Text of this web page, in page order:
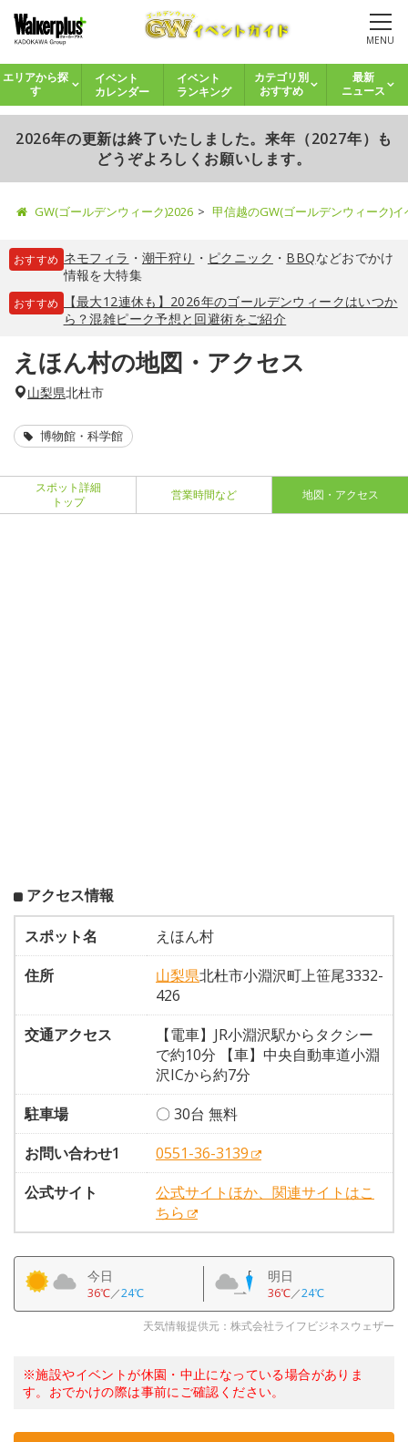
MENU
エリアから探
す
イベント
カレンダー
イベント
ランキング
カテゴリ別
おすすめ
最新
ニュース
2026年の更新は終了いたしました。来年（2027年）も
どうぞよろしくお願いします。
GW(ゴールデンウィーク)2026 甲信越のGW(ゴールデンウィーク)
おすすめ ネモフィラ ・ 潮干狩り ・ ピクニック ・ BBQなどおでかけ
情報を大特集
おすすめ
【最大12連休も】2026年のゴールデンウィークはいつか
ら？混雑ピーク予想と回避術をご紹介
えほん村の地図・アクセス
山梨県北杜市
博物館・科学館
スポット詳細
トップ
営業時間など 地図・アクセス
アクセス情報
スポット名
えほん村
住所
山梨県北杜市小淵沢町上笹尾3332-
426
交通アクセス
【電車】JR小淵沢駅からタクシー
で約10分 【車】中央自動車道小淵
沢ICから約7分
駐車場
〇 30台 無料
お問い合わせ1
0551-36-3139
公式サイト
公式サイトほか、関連サイトはこ
ちら
今日
36℃／24℃
明日
36℃／24℃
天気情報提供元：株式会社ライフビジネスウェザー
※施設やイベントが休園・中止になっている場合がありま
す。おでかけの際は事前にご確認ください。